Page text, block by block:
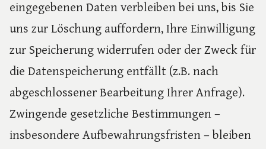
eingegebenen Daten verbleiben bei uns, bis Sie
uns zur Löschung auffordern, Ihre Einwilligung
zur Speicherung widerrufen oder der Zweck für
die Datenspeicherung entfällt (z.B. nach
abgeschlossener Bearbeitung Ihrer Anfrage).
Zwingende gesetzliche Bestimmungen –
insbesondere Aufbewahrungsfristen – bleiben